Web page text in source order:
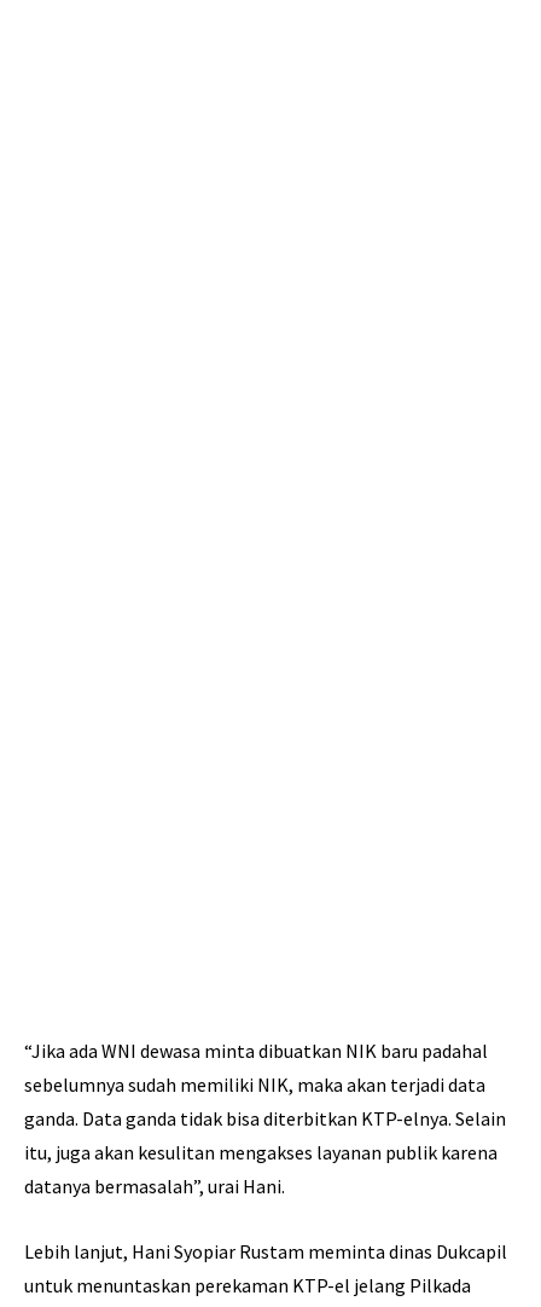
“Jika ada WNI dewasa minta dibuatkan NIK baru padahal
sebelumnya sudah memiliki NIK, maka akan terjadi data
ganda. Data ganda tidak bisa diterbitkan KTP-elnya. Selain
itu, juga akan kesulitan mengakses layanan publik karena
datanya bermasalah”, urai Hani.
Lebih lanjut, Hani Syopiar Rustam meminta dinas Dukcapil
untuk menuntaskan perekaman KTP-el jelang Pilkada